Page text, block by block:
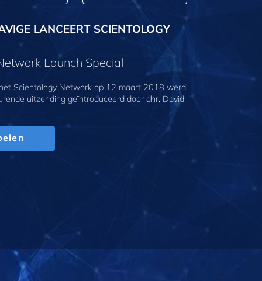
LANCEERT SCIENTOLOGY
Launch Special
Scientology Network op 12 maart 2018 werd
uitzending geïntroduceerd door dhr. David